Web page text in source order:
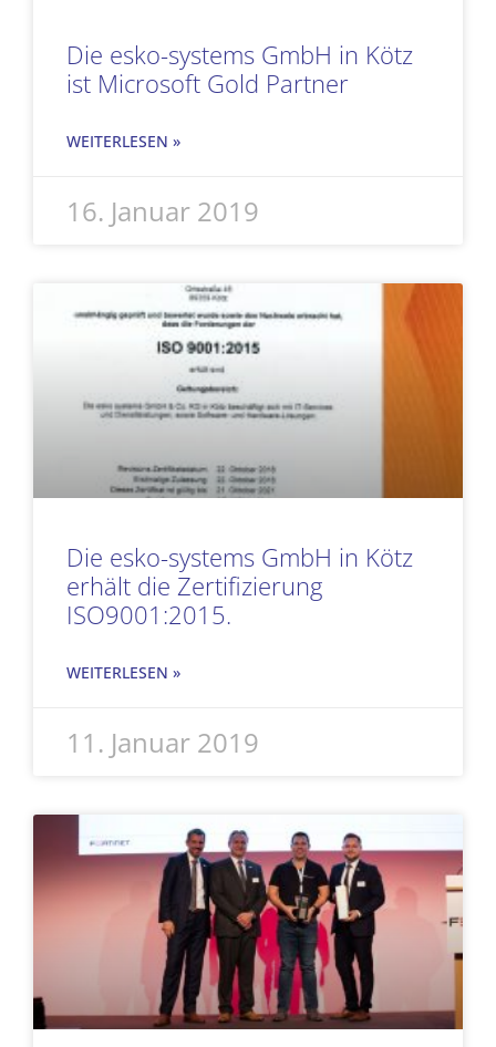
Die esko-systems GmbH in Kötz
ist Microsoft Gold Partner
WEITERLESEN »
16. Januar 2019
Die esko-systems GmbH in Kötz
erhält die Zertifizierung
ISO9001:2015.
WEITERLESEN »
11. Januar 2019